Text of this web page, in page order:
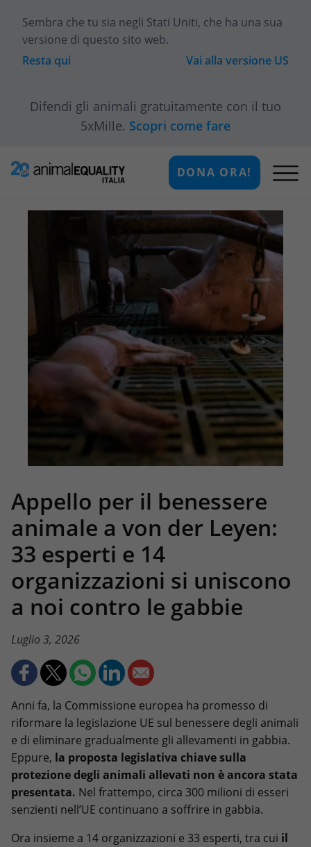
Sembra che tu sia negli Stati Uniti, che ha una sua
versione di questo sito web.
Resta qui
Vai alla versione US
Difendi gli animali gratuitamente con il tuo
5xMille. Scopri come fare
DONA ORA!
Appello per il benessere
animale a von der Leyen:
33 esperti e 14
organizzazioni si uniscono
a noi contro le gabbie
Luglio 3, 2026
Anni fa, la Commissione europea ha promesso di
riformare la legislazione UE sul benessere degli animali
e di eliminare gradualmente gli allevamenti in gabbia.
Eppure, la proposta legislativa chiave sulla
protezione degli animali allevati non è ancora stata
presentata. Nel frattempo, circa 300 milioni di esseri
senzienti nell’UE continuano a soffrire in gabbia.
Ora insieme a 14 organizzazioni e 33 esperti, tra cui il